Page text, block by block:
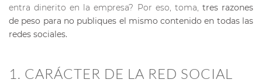
entra dinerito en la empresa? Por eso, toma, tres razones
de peso para no publiques el mismo contenido en todas las
redes sociales.
1. CARÁCTER DE LA RED SOCIAL